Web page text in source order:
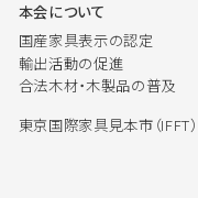
本会について
国産家具表示の認定
輸出活動の促進
合法木材・木製品の普及
東京国際家具見本市（IFFT）